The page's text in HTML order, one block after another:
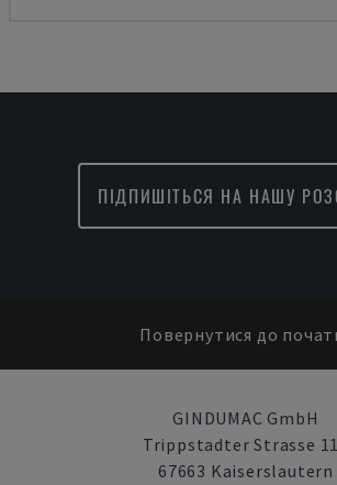
ПІДПИШІТЬСЯ НА НАШУ
Повернутися до
GINDUMAC GmbH
Trippstadter Strasse
67663 Kaiserslautern